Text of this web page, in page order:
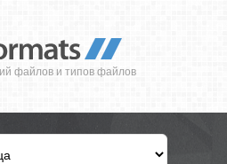
файлов и типов файлов